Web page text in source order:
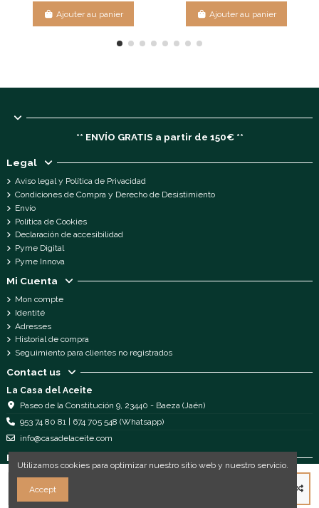
Ajouter au panier Ajouter au panier
** ENVÍO GRATIS a partir de 150€ **
Legal
Aviso legal y Política de Privacidad
Condiciones de Compra y Derecho de Desistimiento
Envío
Política de Cookies
Declaración de accesibilidad
Pyme Digital
Pyme Innova
Mi Cuenta
Mon compte
Identité
Adresses
Historial de compra
Seguimiento para clientes no registrados
Contact us
La Casa del Aceite
Paseo de la Constitución 9, 23440 - Baeza (Jaén)
953 74 80 81 | 674 705 548 (Whatsapp)
info@casadelaceite.com
Follow us
Utilizamos cookies para optimizar nuestro sitio web y nuestro servicio.
Accept